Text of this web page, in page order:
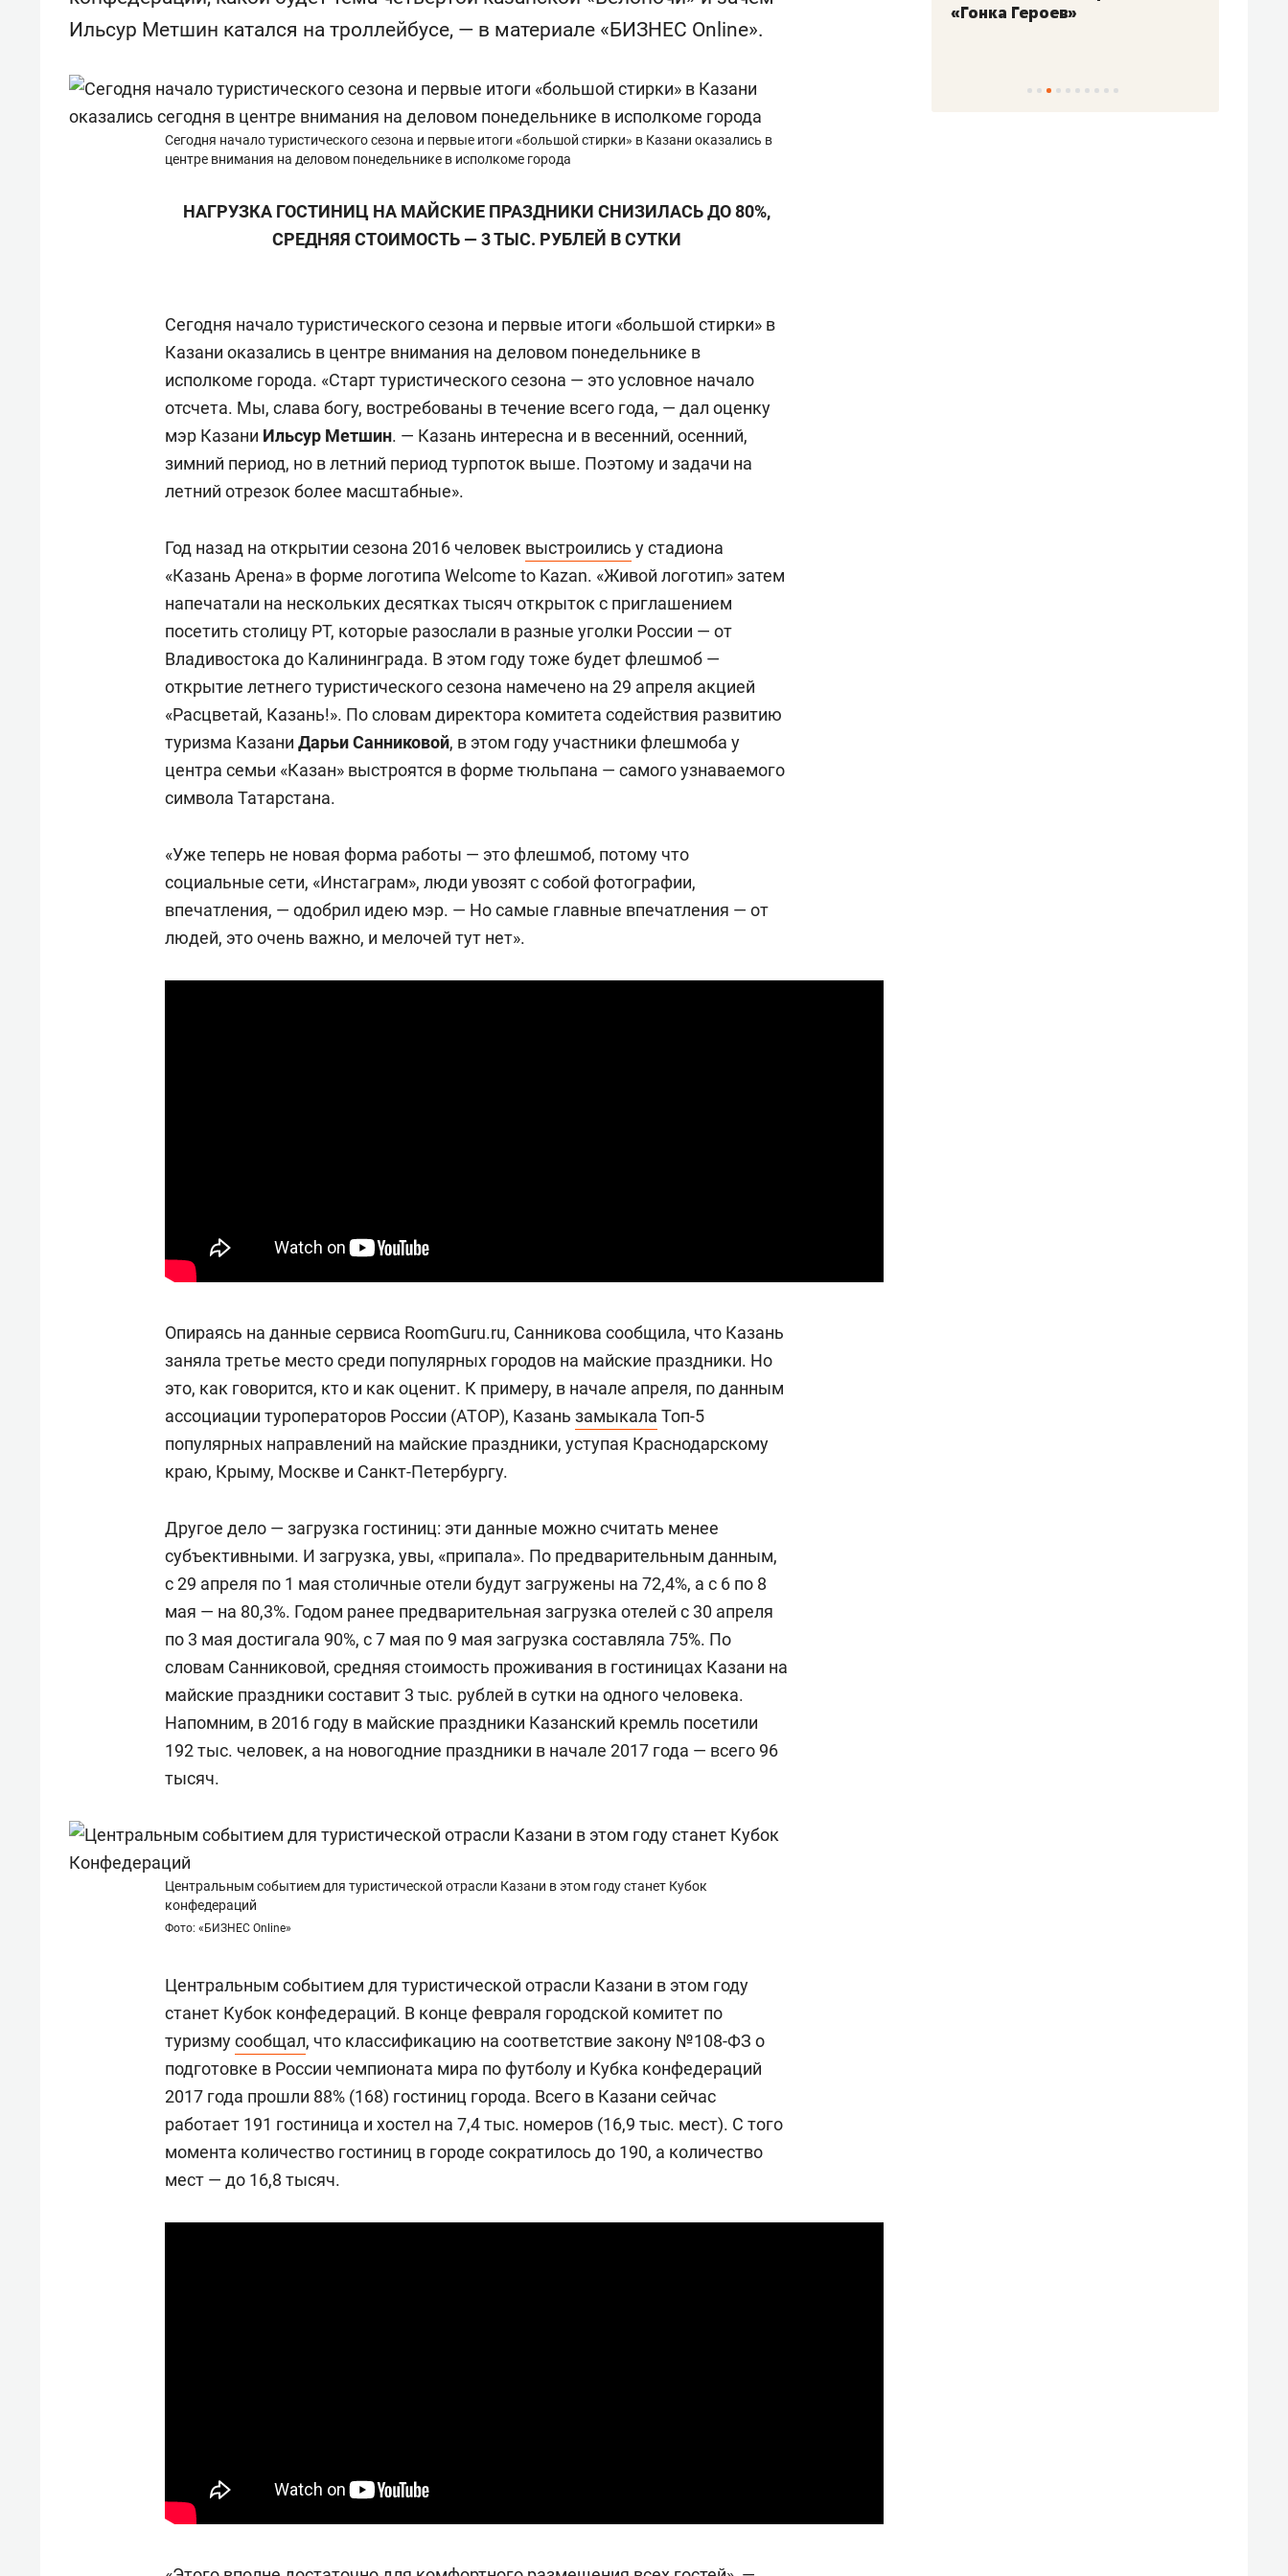
Ильсур Метшин катался на троллейбусе, — в материале «БИЗНЕС Online».
Сегодня начало туристического сезона и первые итоги «большой стирки» в Казани оказались в
центре внимания на деловом понедельнике в исполкоме города
НАГРУЗКА ГОСТИНИЦ НА МАЙСКИЕ ПРАЗДНИКИ СНИЗИЛАСЬ ДО 80%,
СРЕДНЯЯ СТОИМОСТЬ — 3 ТЫС. РУБЛЕЙ В СУТКИ
Сегодня начало туристического сезона и первые итоги «большой стирки» в
Казани оказались в центре внимания на деловом понедельнике в
исполкоме города. «Старт туристического сезона — это условное начало
отсчета. Мы, слава богу, востребованы в течение всего года, — дал оценку
мэр Казани Ильсур Метшин. — Казань интересна и в весенний, осенний,
зимний период, но в летний период турпоток выше. Поэтому и задачи на
летний отрезок более масштабные».
Год назад на открытии сезона 2016 человек выстроились у стадиона
«Казань Арена» в форме логотипа Welcome to Kazan. «Живой логотип» затем
напечатали на нескольких десятках тысяч открыток с приглашением
посетить столицу РТ, которые разослали в разные уголки России — от
Владивостока до Калининграда. В этом году тоже будет флешмоб —
открытие летнего туристического сезона намечено на 29 апреля акцией
«Расцветай, Казань!». По словам директора комитета содействия развитию
туризма Казани Дарьи Санниковой, в этом году участники флешмоба у
центра семьи «Казан» выстроятся в форме тюльпана — самого узнаваемого
символа Татарстана.
«Уже теперь не новая форма работы — это флешмоб, потому что
социальные сети, «Инстаграм», люди увозят с собой фотографии,
впечатления, — одобрил идею мэр. — Но самые главные впечатления — от
людей, это очень важно, и мелочей тут нет».
Опираясь на данные сервиса RoomGuru.ru, Санникова сообщила, что Казань
заняла третье место среди популярных городов на майские праздники. Но
это, как говорится, кто и как оценит. К примеру, в начале апреля, по данным
ассоциации туроператоров России (АТОР), Казань замыкала Топ-5
популярных направлений на майские праздники, уступая Краснодарскому
краю, Крыму, Москве и Санкт-Петербургу.
Другое дело — загрузка гостиниц: эти данные можно считать менее
субъективными. И загрузка, увы, «припала». По предварительным данным,
с 29 апреля по 1 мая столичные отели будут загружены на 72,4%, а с 6 по 8
мая — на 80,3%. Годом ранее предварительная загрузка отелей с 30 апреля
по 3 мая достигала 90%, с 7 мая по 9 мая загрузка составляла 75%. По
словам Санниковой, средняя стоимость проживания в гостиницах Казани на
майские праздники составит 3 тыс. рублей в сутки на одного человека.
Напомним, в 2016 году в майские праздники Казанский кремль посетили
192 тыс. человек, а на новогодние праздники в начале 2017 года — всего 96
тысяч.
Центральным событием для туристической отрасли Казани в этом году станет Кубок
конфедераций
Фото: «БИЗНЕС Online»
Центральным событием для туристической отрасли Казани в этом году
станет Кубок конфедераций. В конце февраля городской комитет по
туризмусообщал, что классификацию на соответствие закону №108-ФЗ о
подготовке в России чемпионата мира по футболу и Кубка конфедераций
2017 года прошли 88% (168) гостиниц города. Всего в Казани сейчас
работает 191 гостиница и хостел на 7,4 тыс. номеров (16,9 тыс. мест). С того
момента количество гостиниц в городе сократилось до 190, а количество
мест — до 16,8 тысяч.
антихрупких команд
«Гонка Героев»